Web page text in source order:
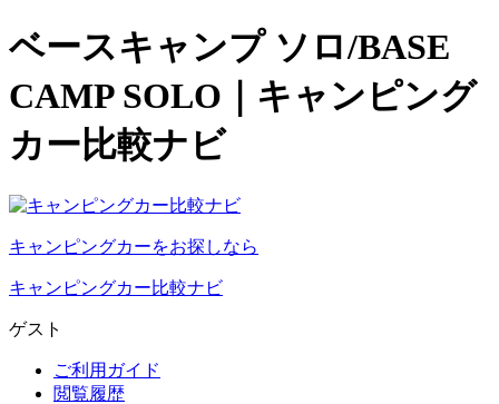
ベースキャンプ ソロ/BASE
CAMP SOLO｜キャンピング
カー比較ナビ
キャンピングカーをお探しなら
キャンピングカー比較ナビ
ゲスト
ご利用ガイド
閲覧履歴